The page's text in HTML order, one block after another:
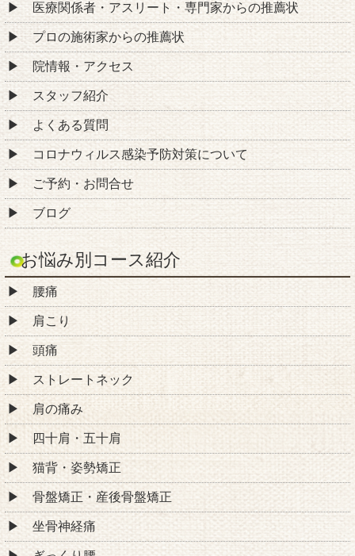
肩こり
頭痛
ストレートネック
肩の痛み
四十肩・五十肩
猫背・姿勢矯正
骨盤矯正・産後骨盤矯正
坐骨神経痛
ぎっくり腰
ヘルニア
脊柱管狭窄症
すべり症
変形性股関節症（股関節の痛み）
変形性膝関節症（膝の痛み）
手足のしびれ
自律神経失調症（不眠症）
その他
お役立ち情報